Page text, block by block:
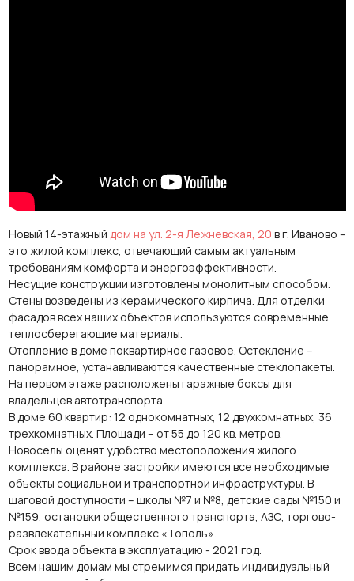
Новый 14-этажный дом на ул. 2-я Лежневская, 20 в г. Иваново –
это жилой комплекс, отвечающий самым актуальным
требованиям комфорта и энергоэффективности.
Несущие конструкции изготовлены монолитным способом.
Стены возведены из керамического кирпича. Для отделки
фасадов всех наших объектов используются современные
теплосберегающие материалы.
Отопление в доме поквартирное газовое. Остекление –
панорамное, устанавливаются качественные стеклопакеты.
На первом этаже расположены гаражные боксы для
владельцев автотранспорта.
В доме 60 квартир: 12 однокомнатных, 12 двухкомнатных, 36
трехкомнатных. Площади – от 55 до 120 кв. метров.
Новоселы оценят удобство местоположения жилого
комплекса. В районе застройки имеются все необходимые
объекты социальной и транспортной инфраструктуры. В
шаговой доступности – школы №7 и №8, детские сады №150 и
№159, остановки общественного транспорта, АЗС, торгово-
развлекательный комплекс «Тополь».
Срок ввода объекта в эксплуатацию - 2021 год.
Всем нашим домам мы стремимся придать индивидуальный